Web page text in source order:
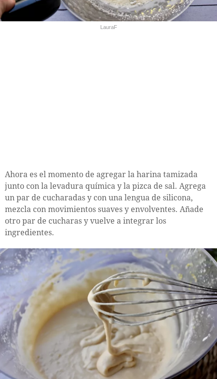
LauraF
Ahora es el momento de agregar la harina tamizada
junto con la levadura química y la pizca de sal. Agrega
un par de cucharadas y con una lengua de silicona,
mezcla con movimientos suaves y envolventes. Añade
otro par de cucharas y vuelve a integrar los
ingredientes.